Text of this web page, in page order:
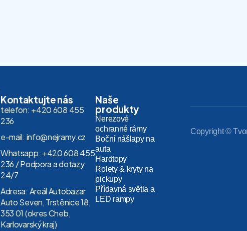
Kontaktujte nás
telefon: +420 608 455
236
e-mail: info@nejramy.cz
Whatsapp: +420 608 455
236 / Podpora a dotazy
24/7
Adresa: Areál Autobazar
Auto Seven, Trstěnice 18,
353 01 (okres Cheb,
Karlovarský kraj)
Naše
produkty
Nerezové
ochranné rámy
Boční nášlapy na
auta
Hardtopy
Rolety & kryty na
pickupy
Přídavná světla a
LED rampy
Copyright ©